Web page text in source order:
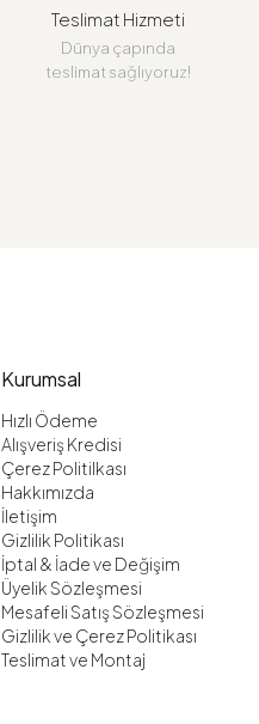
Teslimat Hizmeti
Dünya çapında
teslimat sağlıyoruz!
Kurumsal
Hızlı Ödeme
Alışveriş Kredisi
Çerez Politilkası
Hakkımızda
İletişim
Gizlilik Politikası
İptal & İade ve Değişim
Üyelik Sözleşmesi
Mesafeli Satış Sözleşmesi
Gizlilik ve Çerez Politikası
Teslimat ve Montaj